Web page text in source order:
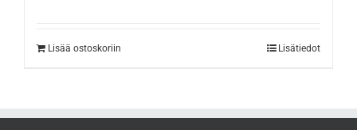
Lisää ostoskoriin Lisätiedot